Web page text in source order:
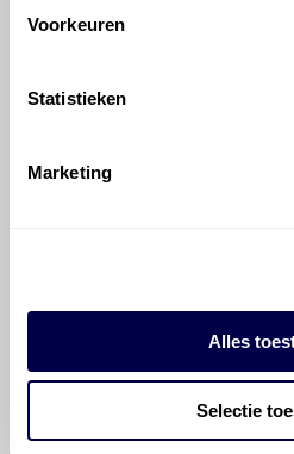
Voorkeuren
Statistieken
Marketing
Alles
Selectie
voor de Mercedes-
Mercedes-Benz 200-
worden bij een
Voor welke
Mercedes-Benz 200-
productadvies